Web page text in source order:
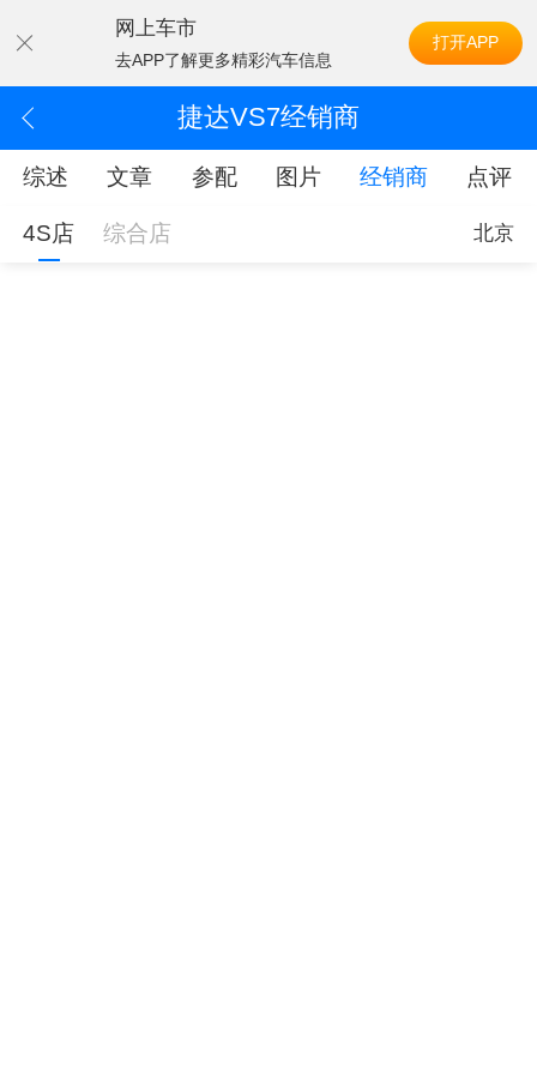
网上车市
去APP了解更多精彩汽车信息
打开APP
捷达VS7经销商
综述 文章 参配 图片 经销商 点评
4S店 综合店 北京